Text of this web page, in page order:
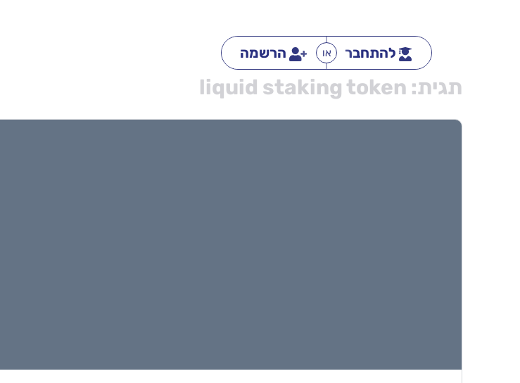
להתחבר או הרשמה
תגית: liquid staking token